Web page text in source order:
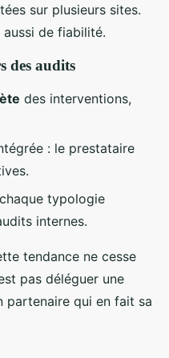
sur plusieurs sites.
aussi de fiabilité.
des audits
des interventions,
: le prestataire
typologie
internes.
tendance ne cesse
pas déléguer une
partenaire qui en fait sa